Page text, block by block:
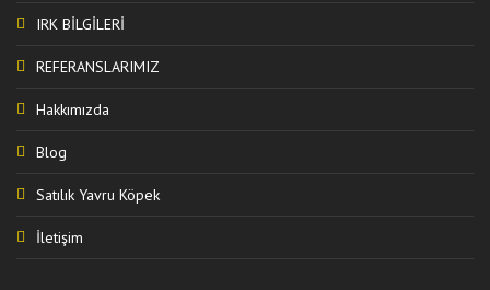
IRK BİLGİLERİ
REFERANSLARIMIZ
Hakkımızda
Blog
Satılık Yavru Köpek
İletişim